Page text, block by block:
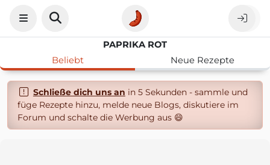
PAPRIKA ROT
Beliebt
Neue Rezepte
Schließe dich uns an in 5 Sekunden - sammle und
füge Rezepte hinzu, melde neue Blogs, diskutiere im
Forum und schalte die Werbung aus 😄